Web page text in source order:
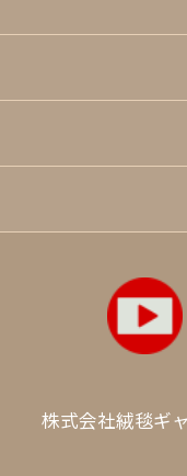
株式会社絨毯ギ